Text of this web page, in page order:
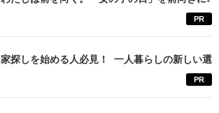
PR
家探しを始める人必見！ 一人暮らしの新しい選
PR